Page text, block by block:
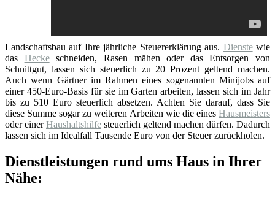
Landschaftsbau auf Ihre jährliche Steuererklärung aus. Dienstewie
das Heckeschneiden, Rasen mähen oder das Entsorgen von
Schnittgut, lassen sich steuerlich zu 20 Prozent geltend machen.
Auch wenn Gärtner im Rahmen eines sogenannten Minijobs auf
einer 450-Euro-Basis für sie im Garten arbeiten, lassen sich im Jahr
bis zu 510 Euro steuerlich absetzen. Achten Sie darauf, dass Sie
diese Summe sogar zu weiteren Arbeiten wie die eines Hausmeisters
oder einerHaushaltshilfe steuerlich geltend machen dürfen. Dadurch
lassen sich im Idealfall Tausende Euro von der Steuer zurückholen.
Dienstleistungen rund ums Haus in Ihrer
Nähe: